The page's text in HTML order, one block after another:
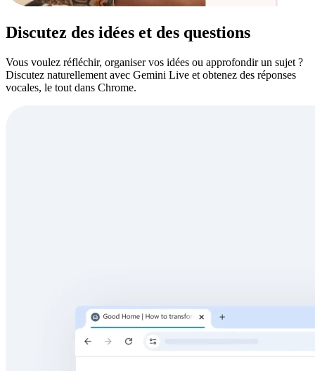
Discutez des idées et des questions
Vous voulez réfléchir, organiser vos idées ou approfondir un sujet ?
Discutez naturellement avec Gemini Live et obtenez des réponses
vocales, le tout dans Chrome.